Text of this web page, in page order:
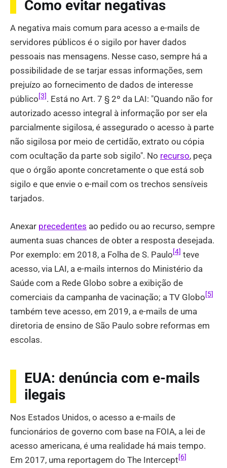
Como evitar negativas
A negativa mais comum para acesso a e-mails de
servidores públicos é o sigilo por haver dados
pessoais nas mensagens. Nesse caso, sempre há a
possibilidade de se tarjar essas informações, sem
prejuízo ao fornecimento de dados de interesse
público[3]. Está no Art. 7 § 2º da LAI: "Quando não for
autorizado acesso integral à informação por ser ela
parcialmente sigilosa, é assegurado o acesso à parte
não sigilosa por meio de certidão, extrato ou cópia
com ocultação da parte sob sigilo". No recurso, peça
que o órgão aponte concretamente o que está sob
sigilo e que envie o e-mail com os trechos sensíveis
tarjados.
Anexar precedentes ao pedido ou ao recurso, sempre
aumenta suas chances de obter a resposta desejada.
Por exemplo: em 2018, a Folha de S. Paulo[4] teve
acesso, via LAI, a e-mails internos do Ministério da
Saúde com a Rede Globo sobre a exibição de
comerciais da campanha de vacinação; a TV Globo[5]
também teve acesso, em 2019, a e-mails de uma
diretoria de ensino de São Paulo sobre reformas em
escolas.
EUA: denúncia com e-mails
ilegais
Nos Estados Unidos, o acesso a e-mails de
funcionários de governo com base na FOIA, a lei de
acesso americana, é uma realidade há mais tempo.
Em 2017, uma reportagem do The Intercept[6]